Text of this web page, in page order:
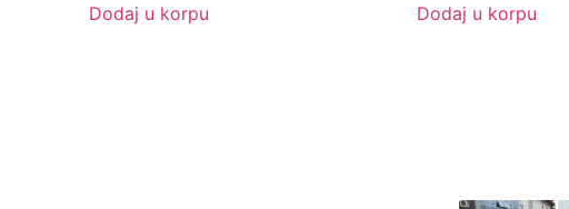
Dodaj u korpu Dodaj u korpu